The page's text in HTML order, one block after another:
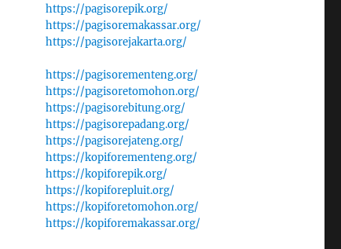
https://pagisorepik.org/
https://pagisoremakassar.org/
https://pagisorejakarta.org/
https://pagisorementeng.org/
https://pagisoretomohon.org/
https://pagisorebitung.org/
https://pagisorepadang.org/
https://pagisorejateng.org/
https://kopiforementeng.org/
https://kopiforepik.org/
https://kopiforepluit.org/
https://kopiforetomohon.org/
https://kopiforemakassar.org/